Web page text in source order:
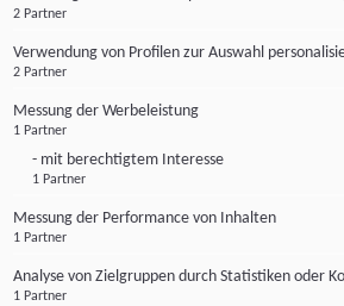
2 Partner
Verwendung von Profilen zur Auswahl
2 Partner
Messung der Werbeleistung
1 Partner
- mit berechtigtem Interesse
1 Partner
Messung der Performance von Inhalten
1 Partner
Analyse von Zielgruppen durch Statistiken oder
1 Partner